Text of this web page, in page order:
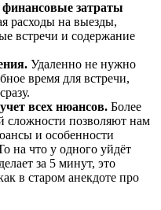
финансовые затраты
расходы на выезды,
встречи и содержание
Удаленно не нужно
время для встречи,
всех нюансов. Более
сложности позволяют нам
и особенности
на что у одного уйдёт
за 5 минут, это
в старом анекдоте про